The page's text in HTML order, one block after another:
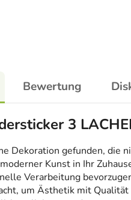
Bewertung
3
Dekoration gefunden, die
Kunst in Ihr
Verarbeitung
um Ästhetik mit